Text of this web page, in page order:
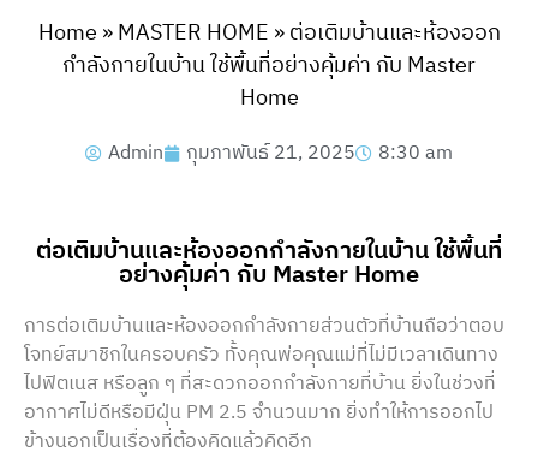
Home »MASTER HOME »ต่อเติมบ้านและห้องออก
กำลังกายในบ้าน ใช้พื้นที่อย่างคุ้มค่า กับ Master
Home
Admin กุมภาพันธ์ 21, 2025 8:30 am
ต่อเติมบ้านและห้องออกกำลังกายในบ้าน ใช้พื้นที่
อย่างคุ้มค่า กับ Master Home
การต่อเติมบ้านและห้องออกกำลังกายส่วนตัวที่บ้านถือว่าตอบ
โจทย์สมาชิกในครอบครัว ทั้งคุณพ่อคุณแม่ที่ไม่มีเวลาเดินทาง
ไปฟิตเนส หรือลูก ๆ ที่สะดวกออกกำลังกายที่บ้าน ยิ่งในช่วงที่
อากาศไม่ดีหรือมีฝุ่น PM 2.5 จำนวนมาก ยิ่งทำให้การออกไป
ข้างนอกเป็นเรื่องที่ต้องคิดแล้วคิดอีก